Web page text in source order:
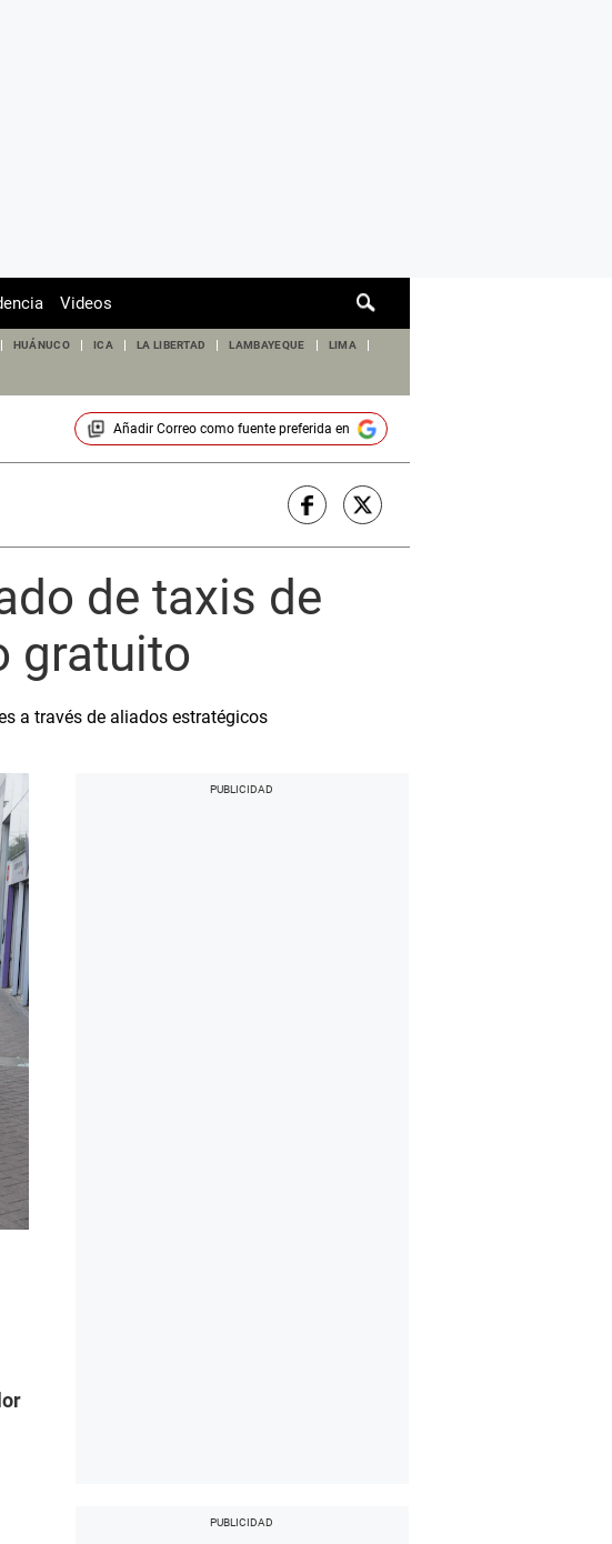
de
Videos
HUÁNUCO ICA LA LIBERTAD LAMBAYEQUE LIMA
Añadir Correocomo fuente preferida en
de taxis de
gratuito
a través de aliados estratégicos